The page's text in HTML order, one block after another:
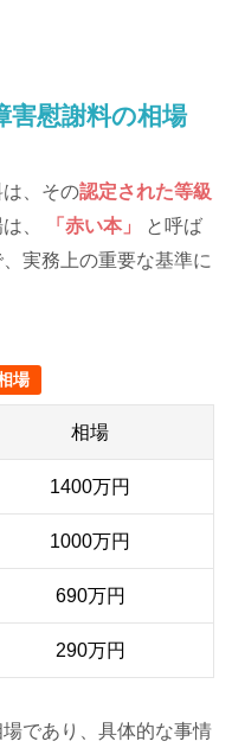
害慰謝料の相場
、その認定された等級
、 「赤い本」
と呼ば
実務上の重要な基準に
場
相場
1400万円
1000万円
690万円
290万円
であり、具体的な事情